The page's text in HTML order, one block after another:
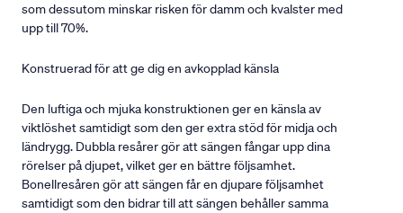
som dessutom minskar risken för damm och kvalster med
upp till 70%.
Konstruerad för att ge dig en avkopplad känsla
Den luftiga och mjuka konstruktionen ger en känsla av
viktlöshet samtidigt som den ger extra stöd för midja och
ländrygg. Dubbla resårer gör att sängen fångar upp dina
rörelser på djupet, vilket ger en bättre följsamhet.
Bonellresåren gör att sängen får en djupare följsamhet
samtidigt som den bidrar till att sängen behåller samma